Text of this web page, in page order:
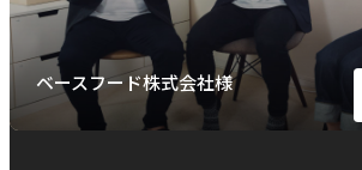
ベースフード株式会社様